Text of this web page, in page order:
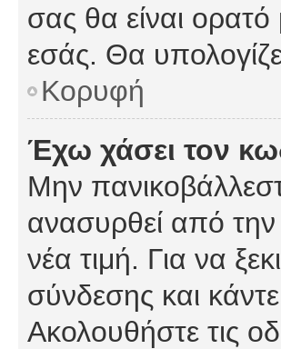
σας θα είναι ορατό
εσάς. Θα
Κορυφή
Έχω χάσει τον
Μην
ανασυρθεί από
νέα τιμή. Για να
σύνδεσης και
Ακολουθήστε τις